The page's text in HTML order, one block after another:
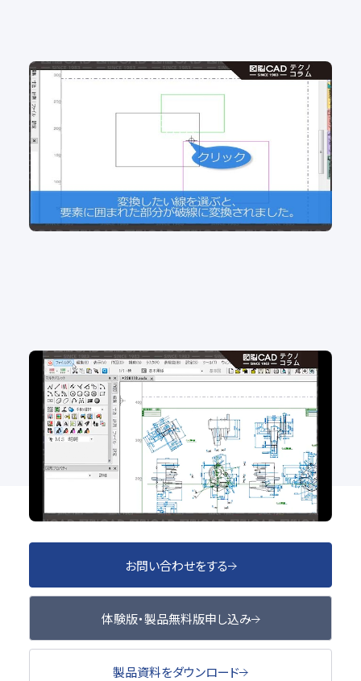
No.101 組み図を書かれる方必見！隠線処理の効率
アップ！
No.100 白紙？実は要素が隠れてるかも？図面内の
要素数を確認！
2D CAD
お問い合わせをする
体験版・製品無料版申し込み
製品資料をダウンロード